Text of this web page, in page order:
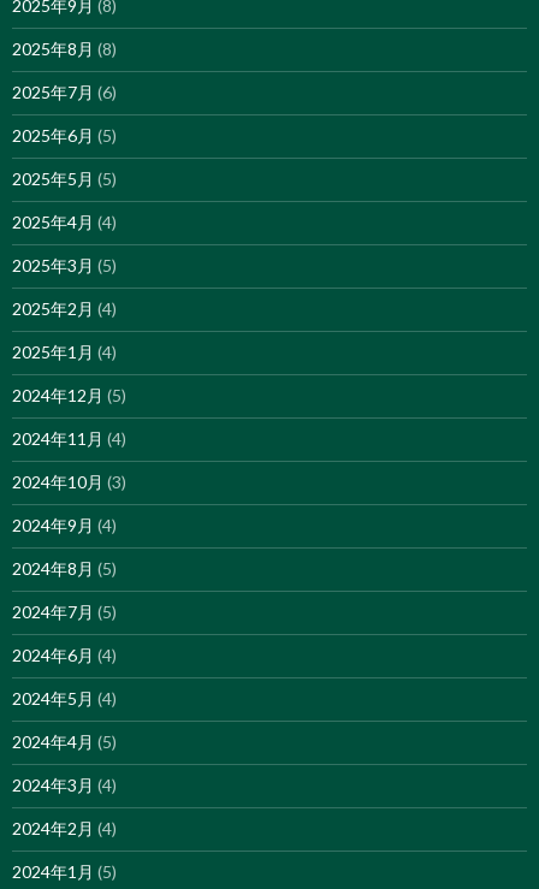
2025年9月 (8)
2025年8月 (8)
2025年7月 (6)
2025年6月 (5)
2025年5月 (5)
2025年4月 (4)
2025年3月 (5)
2025年2月 (4)
2025年1月 (4)
2024年12月 (5)
2024年11月 (4)
2024年10月 (3)
2024年9月 (4)
2024年8月 (5)
2024年7月 (5)
2024年6月 (4)
2024年5月 (4)
2024年4月 (5)
2024年3月 (4)
2024年2月 (4)
2024年1月 (5)